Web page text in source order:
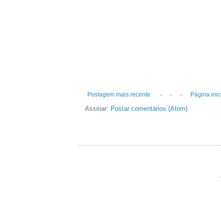
Postagem mais recente Página
Assinar: Postar comentários (Atom)